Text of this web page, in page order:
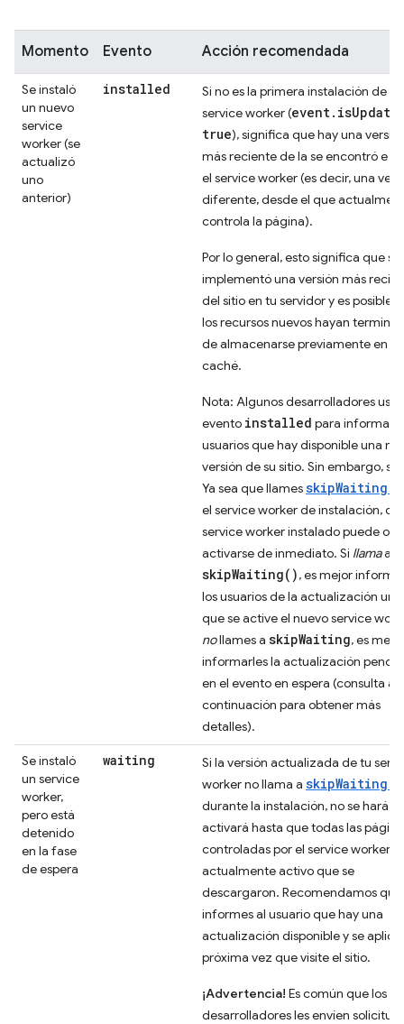
Momento Evento Acción recomendada
Se instaló
un nuevo
service
worker (se
actualizó
uno
anterior)
installed
Si no es la primera instalación de
service worker (event.isUpdate
true), significa que hay una
más reciente de la se encontró e
el service worker (es decir, una
diferente, desde el que
controla la página).
Por lo general, esto significa que se
implementó una versión más
del sitio en tu servidor y es posible
los recursos nuevos hayan
de almacenarse previamente en
caché.
Nota: Algunos desarrolladores
evento installed para informar
usuarios que hay disponible una
versión de su sitio. Sin embargo,
Ya sea que llamesskipWaiting()
el service worker de instalación,
service worker instalado puede o
activarse de inmediato. Si llamaa
skipWaiting(), es mejor
los usuarios de la actualización
que se active el nuevo service
nollames a skipWaiting, es mejor
informarles la actualización
en el evento en espera (consulta a
continuación para obtener más
detalles).
Se instaló
un service
worker,
pero está
detenido
en la fase
de espera
waiting
Si la versión actualizada de tu
worker no llama a skipWaiting()
durante la instalación, no se hará se
activará hasta que todas las
controladas por el service worker
actualmente activo que se
descargaron. Recomendamos que
informes al usuario que hay una
actualización disponible y se
próxima vez que visite el sitio.
¡Advertencia! Es común que los
desarrolladores les envíen